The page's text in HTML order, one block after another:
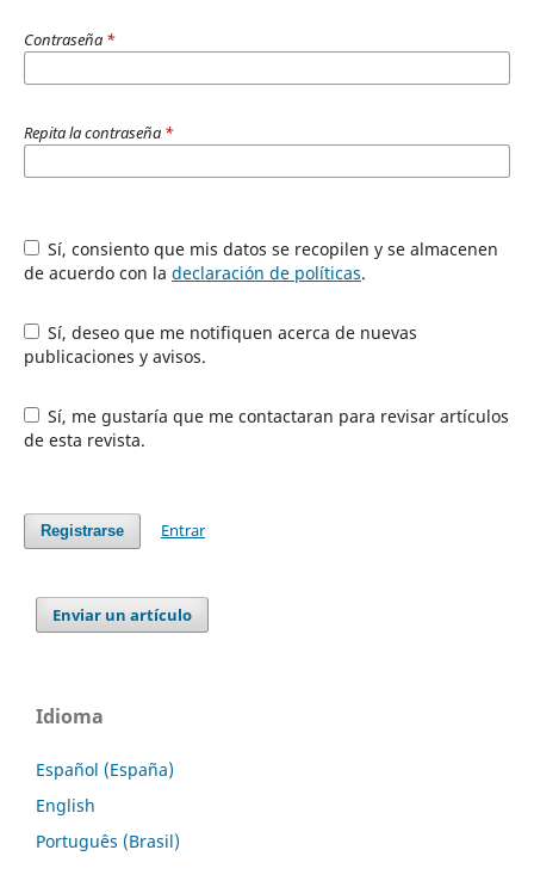
Contraseña *
Repita la contraseña *
Sí, consiento que mis datos se recopilen y se almacenen
de acuerdo con la declaración de políticas.
Sí, deseo que me notifiquen acerca de nuevas
publicaciones y avisos.
Sí, me gustaría que me contactaran para revisar artículos
de esta revista.
Registrarse Entrar
Enviar un artículo
Idioma
Español (España)
English
Português (Brasil)